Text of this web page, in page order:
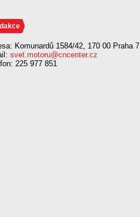
Komunardů 1584/42, 170 00 Praha 7
svet.motoru@cncenter.cz
225 977 851